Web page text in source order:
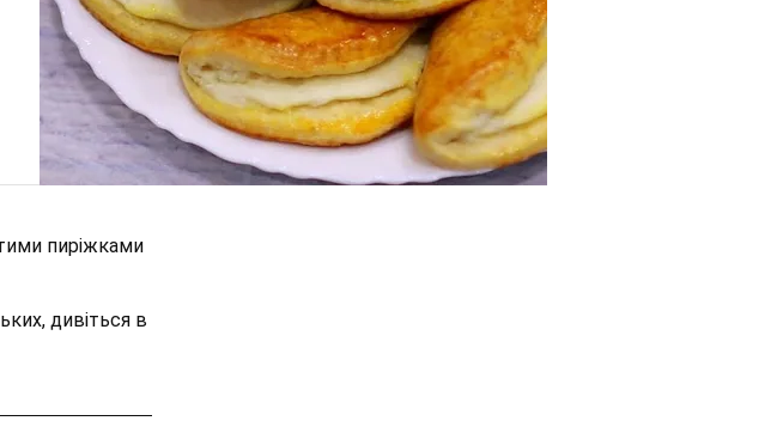
пиріжками
дивіться в